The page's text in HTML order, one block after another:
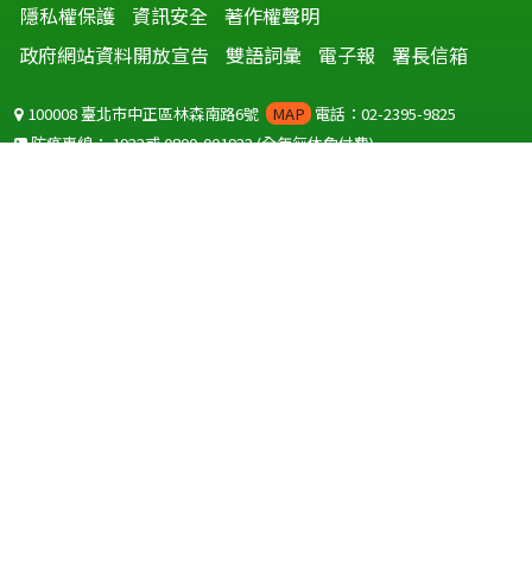
隱私權保護 資訊安全 著作權聲明
政府網站資料開放宣告
雙語詞彙 電子報 署長信箱
100008 臺北市中正區林森南路6號 MAP 電話：02-2395-9825
防疫專線：1922或0800-001922(全年無休免付費)